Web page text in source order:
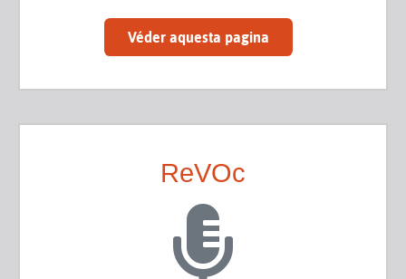
Véder aquesta pagina
ReVOc